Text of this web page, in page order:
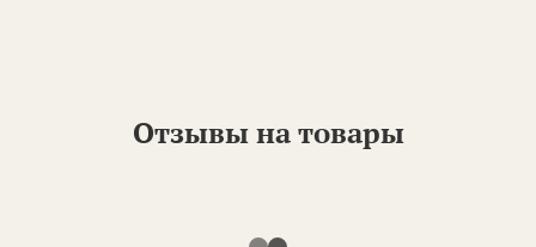
Отзывы на товары